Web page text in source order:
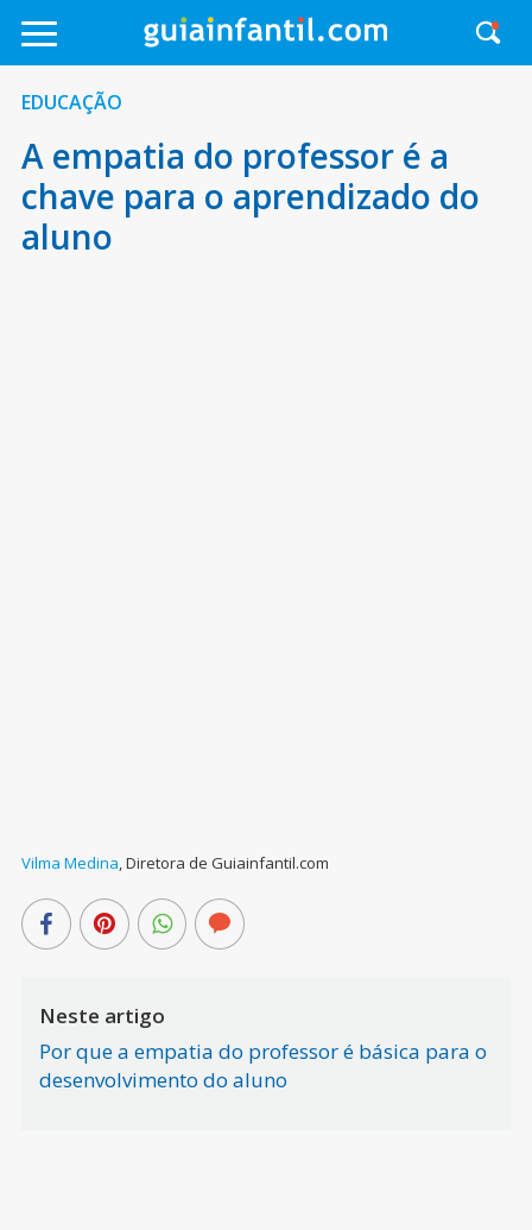
EDUCAÇÃO
A empatia do professor é a
chave para o aprendizado do
aluno
Vilma Medina,Diretora de Guiainfantil.com
Neste artigo
Por que a empatia do professor é básica para o
desenvolvimento do aluno